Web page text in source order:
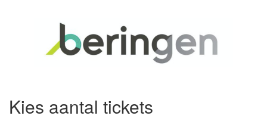
Kies aantal tickets